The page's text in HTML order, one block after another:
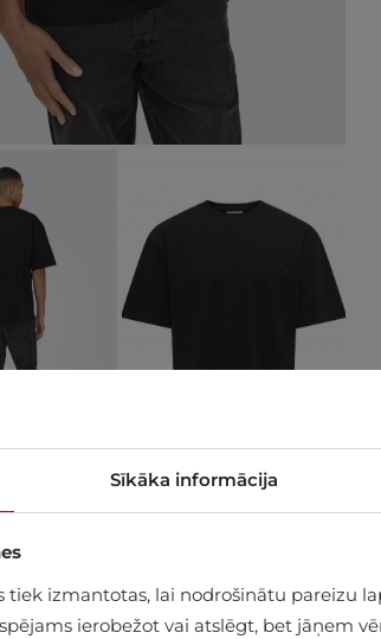
Sīkāka informācija
tiek izmantotas, lai nodrošinātu pareizu
ierobežot vai atslēgt, bet jāņem